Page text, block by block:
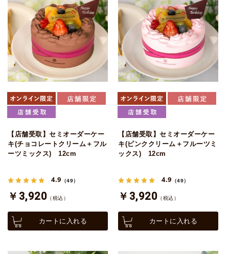
【店舗受取】セミオーダーケー
キ(チョコレートクリーム＋フル
ーツミックス) 12cm
4.9 （49）
￥3,920 （税込）
カートに入れる
【店舗受取】セミオーダーケー
キ(ピンククリーム＋フルーツミ
ックス) 12cm
4.9 （49）
￥3,920 （税込）
カートに入れる